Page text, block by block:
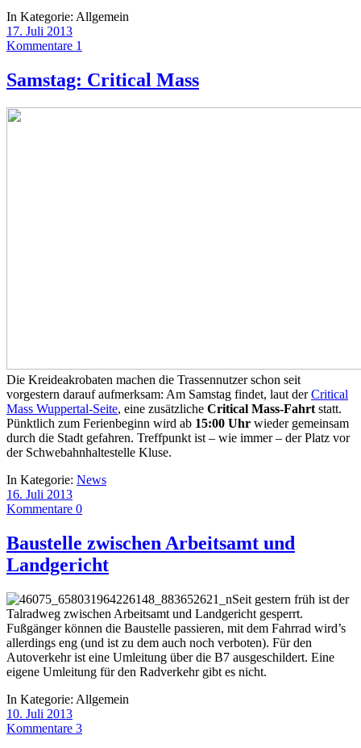
In Kategorie: Allgemein
17. Juli 2013
Kommentare 1
Samstag: Critical Mass
Die Kreideakrobaten machen die Trassennutzer schon seit
vorgestern darauf aufmerksam: Am Samstag findet, laut derCritical
Mass Wuppertal-Seite, eine zusätzliche Critical Mass-Fahrt statt.
Pünktlich zum Ferienbeginn wird ab 15:00 Uhr wieder gemeinsam
durch die Stadt gefahren. Treffpunkt ist – wie immer – der Platz vor
der Schwebahnhaltestelle Kluse.
In Kategorie: News
16. Juli 2013
Kommentare 0
Baustelle zwischen Arbeitsamt und
Landgericht
Seit gestern früh ist der
Talradweg zwischen Arbeitsamt und Landgericht gesperrt.
Fußgänger können die Baustelle passieren, mit dem Fahrrad wird’s
allerdings eng (und ist zu dem auch noch verboten). Für den
Autoverkehr ist eine Umleitung über die B7 ausgeschildert. Eine
eigene Umleitung für den Radverkehr gibt es nicht.
In Kategorie: Allgemein
10. Juli 2013
Kommentare 3